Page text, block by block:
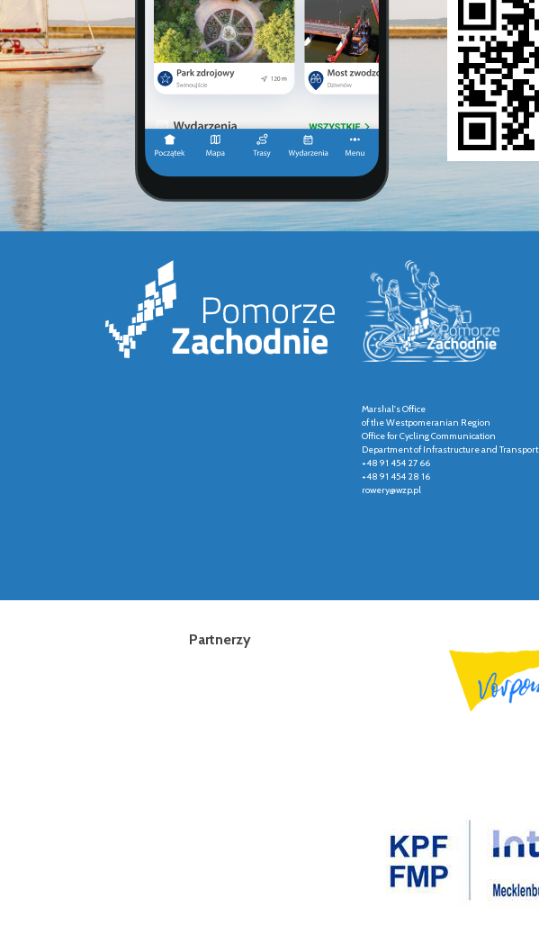
Marshal's Office
of the Westpomeranian Region
Office for Cycling Communication
Department of Infrastructure and Transport
+48 91 454 27 66
+48 91 454 28 16
rowery@wzp.pl
Partnerzy